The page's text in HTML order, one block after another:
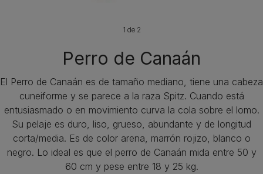
Perro de Canaán
El Perro de Canaán es de tamaño mediano, tiene una cabeza
cuneiforme y se parece a la raza Spitz. Cuando está
entusiasmado o en movimiento curva la cola sobre el lomo.
Su pelaje es duro, liso, grueso, abundante y de longitud
corta/media. Es de color arena, marrón rojizo, blanco o
negro. Lo ideal es que el perro de Canaán mida entre 50 y
60 cm y pese entre 18 y 25 kg.
1 de 2